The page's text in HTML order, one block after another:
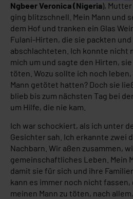
Ngbeer Veronica (Nigeria),
ging blitzschnell. Mein Mann und
dem Hof ​​und tranken ein Glas
Fulani-Hirten, die sie packten
abschlachteten. Ich konnte nicht
mich um und sagte den Hirten,
töten. Wozu sollte ich noch
Mann getötet hatten? Doch sie
blieb bis zum nächsten Tag bei
um Hilfe, die nie kam.
Ich war schockiert, als ich unter
Gesichter sah. Ich erkannte zwei
Nachbarn. Wir aßen zusammen,
gemeinschaftliches Leben. Mein
damit sie für sich und ihre
kann es immer noch nicht
meinen Mann zu töten, nach